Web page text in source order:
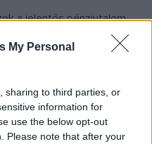
My Personal
sharing to third parties, or
information for
use the below opt-out
Please note that after your
a jelentős pénzjutalom
valamint
zenei élet jelenlegi
ismerkednek meg